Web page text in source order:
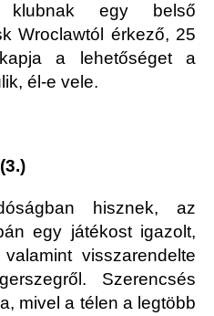
egy belső
Wroclawtól érkező, 25
a lehetőséget a
él-e vele.
hisznek, az
egy játékost igazolt,
visszarendelte
Szerencsés
mivel a télen a legtöbb